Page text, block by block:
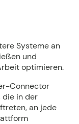
Systeme an
und
optimieren.
Connector
die in der
an jede